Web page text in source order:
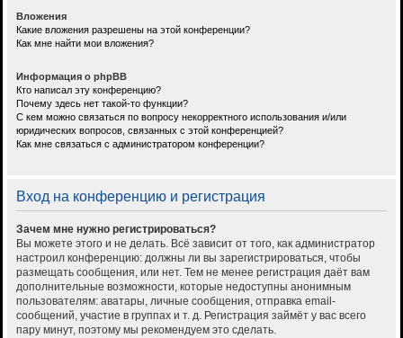
Вложения
Какие вложения разрешены на этой конференции?
Как мне найти мои вложения?
Информация о phpBB
Кто написал эту конференцию?
Почему здесь нет такой-то функции?
С кем можно связаться по вопросу некорректного использования и/или
юридических вопросов, связанных с этой конференцией?
Как мне связаться с администратором конференции?
Вход на конференцию и регистрация
Зачем мне нужно регистрироваться?
Вы можете этого и не делать. Всё зависит от того, как администратор
настроил конференцию: должны ли вы зарегистрироваться, чтобы
размещать сообщения, или нет. Тем не менее регистрация даёт вам
дополнительные возможности, которые недоступны анонимным
пользователям: аватары, личные сообщения, отправка email-
сообщений, участие в группах и т. д. Регистрация займёт у вас всего
пару минут, поэтому мы рекомендуем это сделать.